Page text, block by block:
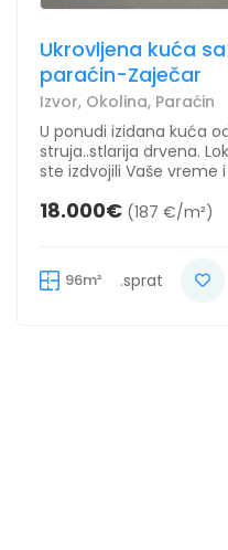
Ukrovljena kuća
paraćin-Zaječar
Izvor, Okolina, Paraćin
U ponudi izidana kuća
struja..stlarija drvena.
ste izdvojili Vaše vreme
18.000€ (187 €/m²)
96m² .sprat